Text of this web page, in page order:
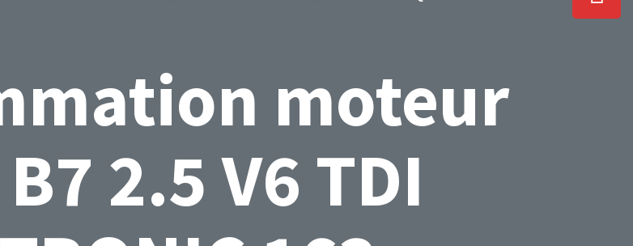
moteur
2.5 V6 TDI